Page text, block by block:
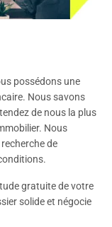
possédons une
Nous savons
de nous la plus
Nous
de
gratuite de votre
solide et négocie